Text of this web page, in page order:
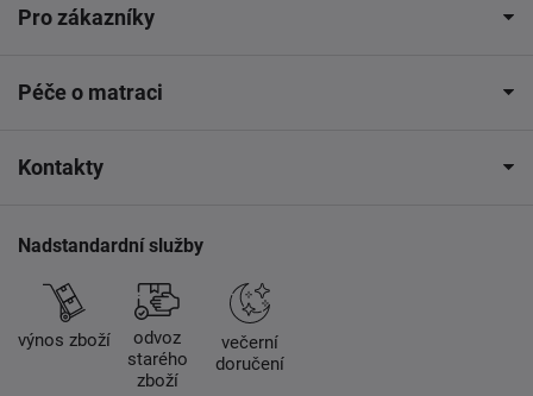
Pro zákazníky
Péče o matraci
Kontakty
Nadstandardní služby
výnos zboží
odvoz
starého
zboží
večerní
doručení